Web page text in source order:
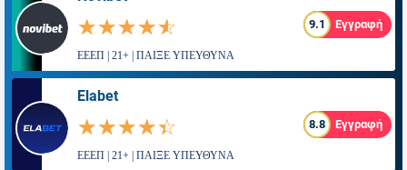
☆☆☆☆☆
★★★★★ 9.1 Εγγραφή
ΕΕΕΠ | 21+ | ΠΑΙΞΕ ΥΠΕΥΘΥΝΑ
Elabet
☆☆☆☆☆
★★★★★ 8.8 Εγγραφή
ΕΕΕΠ | 21+ | ΠΑΙΞΕ ΥΠΕΥΘΥΝΑ